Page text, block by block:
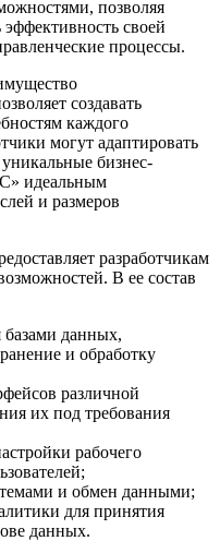
позволяя
своей
процессы.
создавать
каждого
могут адаптировать
бизнес-
идеальным
и размеров
разработчикам
В ее состав
данных,
и обработку
различной
их под требования
рабочего
и обмен данными;
для принятия
данных.